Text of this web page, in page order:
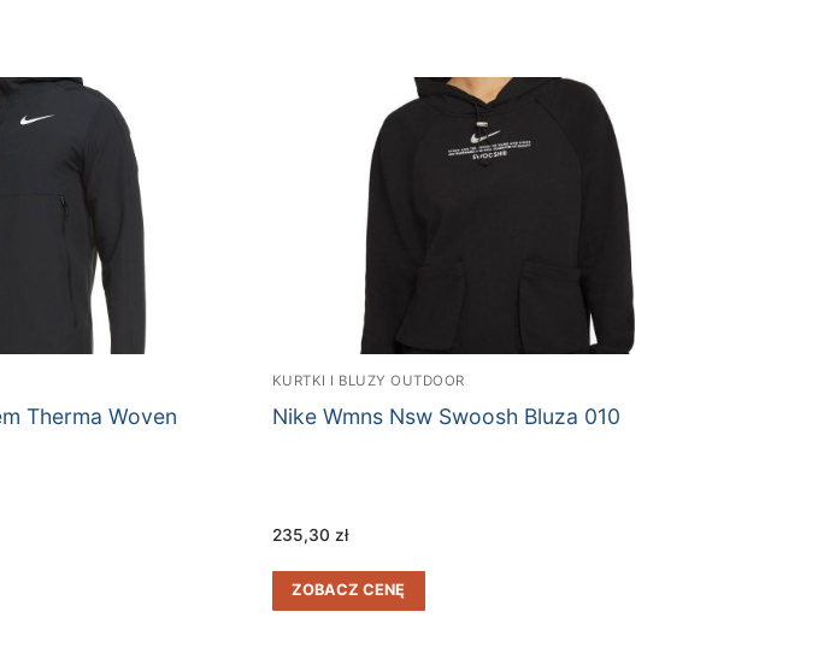
Therma Woven
KURTKI I BLUZY OUTDOOR
Nike Wmns Nsw Swoosh Bluza 010
235,30 zł
ZOBACZ CENĘ